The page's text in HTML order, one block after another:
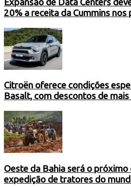
Expansão de Data Centers
20% a receita da Cummins
Citroën oferece condições
Basalt, com descontos de
Oeste da Bahia será o
expedição de tratores do